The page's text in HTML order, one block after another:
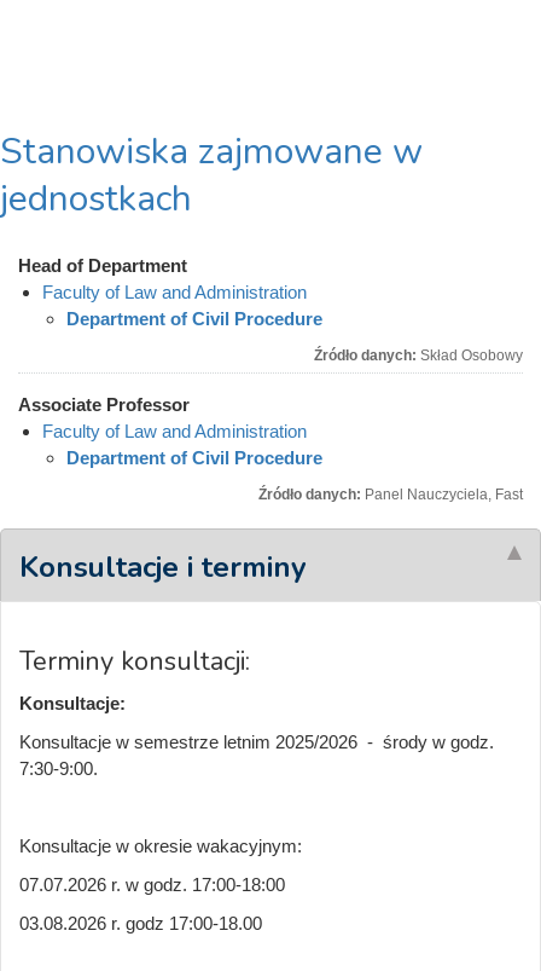
Stanowiska zajmowane w
jednostkach
Head of Department
Faculty of Law and Administration
Department of Civil Procedure
Źródło danych: Skład Osobowy
Associate Professor
Faculty of Law and Administration
Department of Civil Procedure
Źródło danych: Panel Nauczyciela, Fast
Konsultacje i terminy
Terminy konsultacji:
Konsultacje:
Konsultacje w semestrze letnim 2025/2026 - środy w godz.
7:30-9:00.
Konsultacje w okresie wakacyjnym:
07.07.2026 r. w godz. 17:00-18:00
03.08.2026 r. godz 17:00-18.00